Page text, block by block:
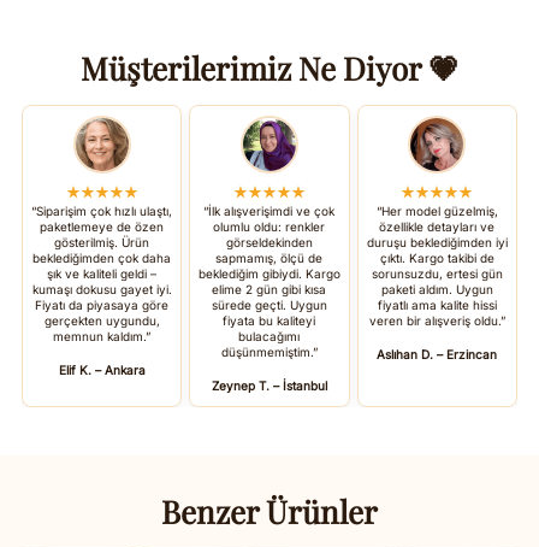
Müşterilerimiz Ne Diyor 💗
★★★★★
“Siparişim çok hızlı ulaştı,
paketlemeye de özen
gösterilmiş. Ürün
beklediğimden çok daha
şık ve kaliteli geldi –
kumaşı dokusu gayet iyi.
Fiyatı da piyasaya göre
gerçekten uygundu,
memnun kaldım.”
Elif K. – Ankara
★★★★★
“İlk alışverişimdi ve çok
olumlu oldu: renkler
görseldekinden
sapmamış, ölçü de
beklediğim gibiydi. Kargo
elime 2 gün gibi kısa
sürede geçti. Uygun
fiyata bu kaliteyi
bulacağımı
düşünmemiştim.”
Zeynep T. – İstanbul
★★★★★
“Her model güzelmiş,
özellikle detayları ve
duruşu beklediğimden iyi
çıktı. Kargo takibi de
sorunsuzdu, ertesi gün
paketi aldım. Uygun
fiyatlı ama kalite hissi
veren bir alışveriş oldu.”
Aslıhan D. – Erzincan
Benzer Ürünler